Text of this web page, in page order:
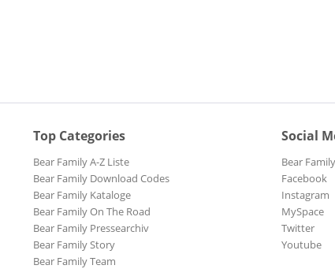
Top Categories
Bear Family A-Z Liste
Bear Family Download Codes
Bear Family Kataloge
Bear Family On The Road
Bear Family Pressearchiv
Bear Family Story
Bear Family Team
Social
Bear
Facebook
Instagram
MySpace
Twitter
Youtube